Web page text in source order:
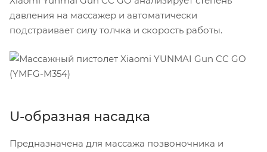
давления на массажер и автоматически
подстраивает силу толчка и скорость работы.
U-образная насадка
Предназначена для массажа позвоночника и